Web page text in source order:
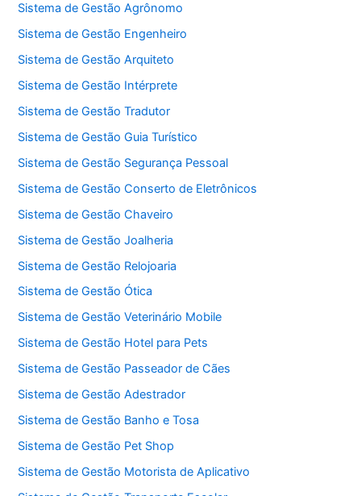
Sistema de Gestão Agrônomo
Sistema de Gestão Engenheiro
Sistema de Gestão Arquiteto
Sistema de Gestão Intérprete
Sistema de Gestão Tradutor
Sistema de Gestão Guia Turístico
Sistema de Gestão Segurança Pessoal
Sistema de Gestão Conserto de Eletrônicos
Sistema de Gestão Chaveiro
Sistema de Gestão Joalheria
Sistema de Gestão Relojoaria
Sistema de Gestão Ótica
Sistema de Gestão Veterinário Mobile
Sistema de Gestão Hotel para Pets
Sistema de Gestão Passeador de Cães
Sistema de Gestão Adestrador
Sistema de Gestão Banho e Tosa
Sistema de Gestão Pet Shop
Sistema de Gestão Motorista de Aplicativo